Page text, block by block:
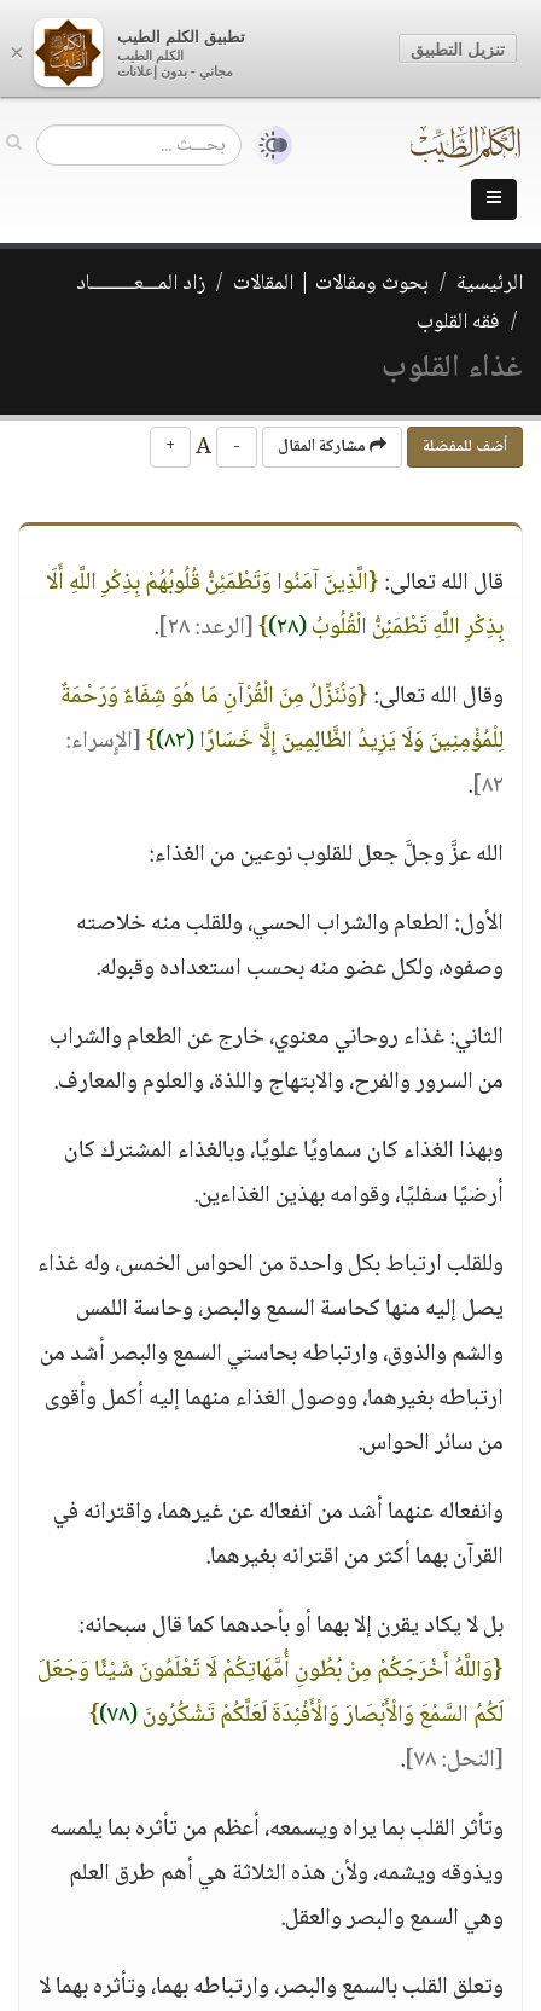
الرئيسية بحوث ومقالات | المقالات
زاد المـــعـــــــــاد
فقه القلوب
غذاء القلوب
أضف للمفضلة مشاركة المقال -
+
قال الله تعالى:{الَّذِينَ آمَنُوا وَتَطْمَئِنُّ قُلُوبُهُمْ بِذِكْرِ اللَّهِ أَلَا
بِذِكْرِ اللَّهِ تَطْمَئِنُّ الْقُلُوبُ(٢٨) }[الرعد: ٢٨]
.
وقال الله تعالى:{وَنُنَزِّلُ مِنَ الْقُرْآنِ مَا هُوَ شِفَاءٌ وَرَحْمَةٌ
لِلْمُؤْمِنِينَ وَلَا يَزِيدُ الظَّالِمِينَ إِلَّا خَسَارًا(٨٢) }[الإٍسراء:
٨٢] .
الله عزَّ وجلَّ جعل للقلوب نوعين من الغذاء:
الأول: الطعام والشراب الحسي، وللقلب منه خلاصته
وصفوه، ولكل عضو منه بحسب استعداده وقبوله.
الثاني: غذاء روحاني معنوي، خارج عن الطعام والشراب
من السرور والفرح، والابتهاج واللذة، والعلوم والمعارف.
وبهذا الغذاء كان سماويًا علويًا، وبالغذاء المشترك كان
أرضيًا سفليًا، وقوامه بهذين الغذاءين.
وللقلب ارتباط بكل واحدة من الحواس الخمس، وله غذاء
يصل إليه منها كحاسة السمع والبصر، وحاسة اللمس
والشم والذوق، وارتباطه بحاستي السمع والبصر أشد من
ارتباطه بغيرهما، ووصول الغذاء منهما إليه أكمل وأقوى
من سائر الحواس.
وانفعاله عنهما أشد من انفعاله عن غيرهما، واقترانه في
القرآن بهما أكثر من اقترانه بغيرهما.
بل لا يكاد يقرن إلا بهما أو بأحدهما كما قال سبحانه:
{وَاللَّهُ أَخْرَجَكُمْ مِنْ بُطُونِ أُمَّهَاتِكُمْ لَا تَعْلَمُونَ شَيْئًا وَجَعَلَ
لَكُمُ السَّمْعَ وَالْأَبْصَارَ وَالْأَفْئِدَةَ لَعَلَّكُمْ تَشْكُرُونَ(٧٨)
}
[النحل: ٧٨]
.
وتأثر القلب بما يراه ويسمعه، أعظم من تأثره بما يلمسه
ويذوقه ويشمه، ولأن هذه الثلاثة هي أهم طرق العلم
وهي السمع والبصر والعقل.
وتعلق القلب بالسمع والبصر، وارتباطه بهما، وتأثره بهما لا
×
تطبيق الكلم الطيب
الكلم الطيب
مجاني - بدون إعلانات
تنزيل التطبيق